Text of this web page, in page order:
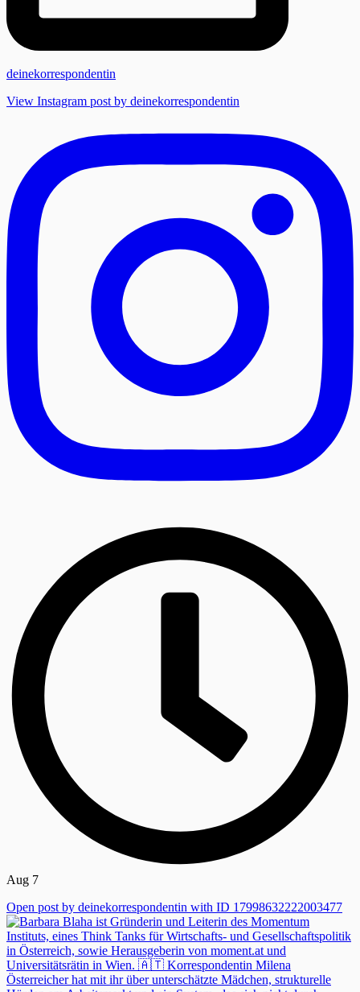
deinekorrespondentin
View Instagram post by deinekorrespondentin
Aug 7
Open post by deinekorrespondentin with ID 17998632222003477